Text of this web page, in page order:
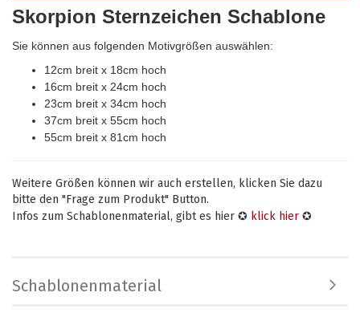
Skorpion Sternzeichen Schablone
Sie können aus folgenden Motivgrößen auswählen:
12cm breit x 18cm hoch
16cm breit x 24cm hoch
23cm breit x 34cm hoch
37cm breit x 55cm hoch
55cm breit x 81cm hoch
Weitere Größen können wir auch erstellen, klicken Sie dazu
bitte den "Frage zum Produkt" Button.
Infos zum Schablonenmaterial, gibt es hier ✪ klick hier ✪
Schablonenmaterial